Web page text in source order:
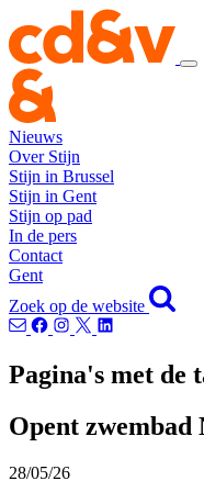
Nieuws
Over Stijn
Stijn in Brussel
Stijn in Gent
Stijn op pad
In de pers
Contact
Gent
Zoek op de website
Pagina's met de
Opent zwembad
28/05/26